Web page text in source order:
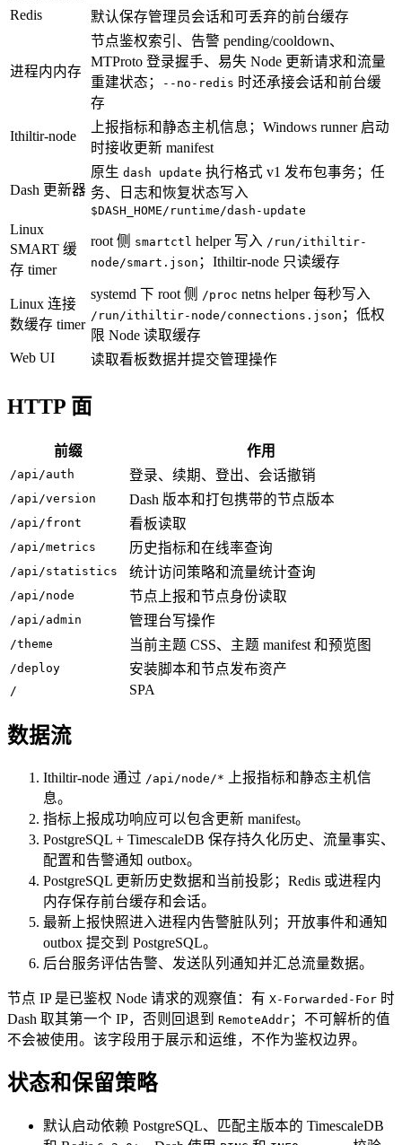
Redis
默认保存管理员会话和可丢弃的前台缓存
进程内内存
节点鉴权索引、告警 pending/cooldown、
MTProto 登录握手、易失 Node 更新请求和流量
重建状态；
--no-redis 时还承接会话和前台缓
存
Ithiltir-node
上报指标和静态主机信息；Windows runner 启动
时接收更新 manifest
Dash 更新器
原生 dash update 执行格式 v1 发布包事务；任
务、日志和恢复状态写入
$DASH_HOME/runtime/dash-update
Linux
SMART 缓
存 timer
root 侧 smartctl helper 写入 /run/ithiltir-
node/smart.json ；Ithiltir-node 只读缓存
Linux 连接
数缓存 timer
systemd 下 root 侧 /proc netns helper 每秒写入
/run/ithiltir-node/connections.json ；低权
限 Node 读取缓存
Web UI
读取看板数据并提交管理操作
HTTP 面
前缀 作用
/api/auth 登录、续期、登出、会话撤销
/api/version Dash 版本和打包携带的节点版本
/api/front 看板读取
/api/metrics 历史指标和在线率查询
/api/statistics 统计访问策略和流量统计查询
/api/node 节点上报和节点身份读取
/api/admin 管理台写操作
/theme 当前主题 CSS、主题 manifest 和预览图
/deploy 安装脚本和节点发布资产
/ SPA
数据流
Ithiltir-node 通过 /api/node/*
上报指标和静态主机信
息。
指标上报成功响应可以包含更新 manifest。
PostgreSQL + TimescaleDB 保存持久化历史、流量事实、
配置和告警通知 outbox。
PostgreSQL 更新历史数据和当前投影；Redis 或进程内
内存保存前台缓存和会话。
最新上报快照进入进程内告警脏队列；开放事件和通知
outbox 提交到 PostgreSQL。
后台服务评估告警、发送队列通知并汇总流量数据。
节点 IP 是已鉴权 Node 请求的观察值：有 X-Forwarded-For 时
Dash 取其第一个 IP，否则回退到 RemoteAddr；不可解析的值
不会被使用。该字段用于展示和运维，不作为鉴权边界。
状态和保留策略
默认启动依赖 PostgreSQL、匹配主版本的 TimescaleDB